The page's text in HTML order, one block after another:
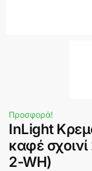
Προσφορά!
InLight
καφέ
2-WH)